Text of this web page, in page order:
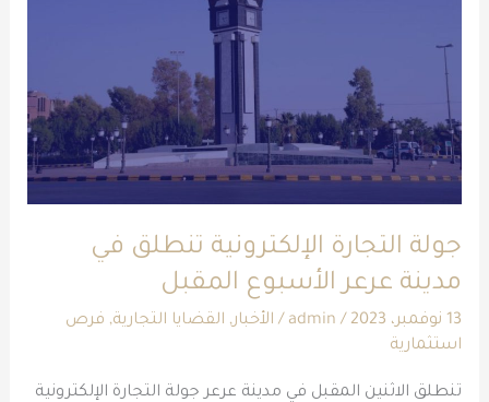
جولة التجارة الإلكترونية تنطلق في
مدينة عرعر الأسبوع المقبل
13 نوفمبر، 2023 /
admin
/ الأخبار, القضايا التجارية, فرص
استثمارية
تنطلق الاثنين المقبل في مدينة عرعر جولة التجارة الإلكترونية
في
مدينة
عرعر
الأسبوع